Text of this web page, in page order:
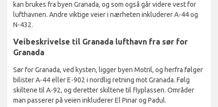
kan brukes fra byen Granada, og som også går videre vest for
lufthavnen. Andre viktige veier i nærheten inkluderer A-44 og
N-432.
Veibeskrivelse til Granada lufthavn fra sør for
Granada
Sør for Granada, ved kysten, ligger byen Motril, og herfra følger
bilister A-44 eller E-902 i nordlig retning mot Granada. Følg
skiltene til A-92, og deretter skiltene til flyplassen. Områder
man passerer på veien inkluderer El Pinar og Padul.